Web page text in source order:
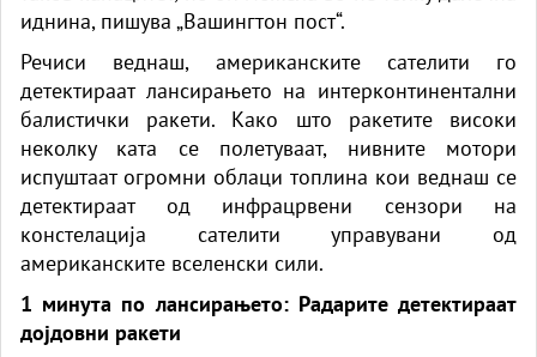
иднина, пишува „Вашингтон пост“.
Речиси веднаш, американските сателити го
детектираат лансирањето на интерконтинентални
балистички ракети. Како што ракетите високи
неколку ката се полетуваат, нивните мотори
испуштаат огромни облаци топлина кои веднаш се
детектираат од инфрацрвени сензори на
констелација сателити управувани од
американските вселенски сили.
1 минута по лансирањето: Радарите детектираат
дојдовни ракети